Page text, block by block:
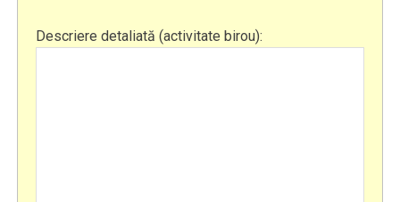
Descriere detaliată (activitate birou):